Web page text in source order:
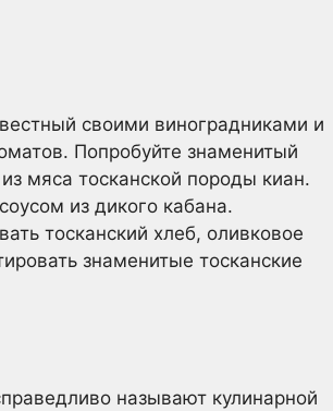
своими виноградниками и
Попробуйте знаменитый
мяса тосканской породы киан.
из дикого кабана.
тосканский хлеб, оливковое
знаменитые тосканские
называют кулинарной